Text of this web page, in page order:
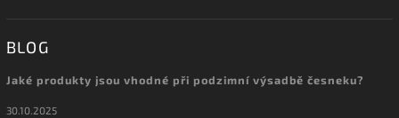
BLOG
Jaké produkty jsou vhodné při podzimní výsadbě česneku?
30.10.2025